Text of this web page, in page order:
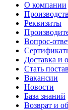
О компании
Реквизиты
Вопрос-
Доставка и
Стать
Вакансии
Новости
База знаний
Возврат и